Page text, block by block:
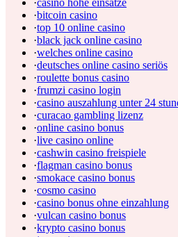
·bitcoin casino
·top 10 online casino
·black jack online casino
·welches online casino
·deutsches online casino seriös
·roulette bonus casino
·frumzi casino login
·casino auszahlung unter 24
·curacao gambling lizenz
·online casino bonus
·live casino online
·cashwin casino freispiele
·flagman casino bonus
·smokace casino bonus
·cosmo casino
·casino bonus ohne einzahlung
·vulcan casino bonus
·krypto casino bonus